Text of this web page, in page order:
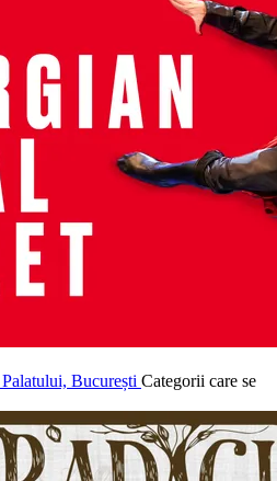
București Categorii care se